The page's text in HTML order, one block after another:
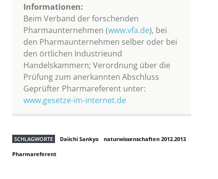
Informationen:
Beim Verband der forschenden
Pharmaunternehmen (www.vfa.de), bei
den Pharmaunternehmen selber oder bei
den örtlichen Industrieund
Handelskammern; Verordnung über die
Prüfung zum anerkannten Abschluss
Geprüfter Pharmareferent unter:
www.gesetze-im-internet.de
SCHLAGWORTE Daiichi Sankyo naturwissenschaften 2012.2013
Pharmareferent